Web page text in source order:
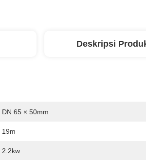
Deskripsi
DN 65 × 50mm
19m
2.2kw